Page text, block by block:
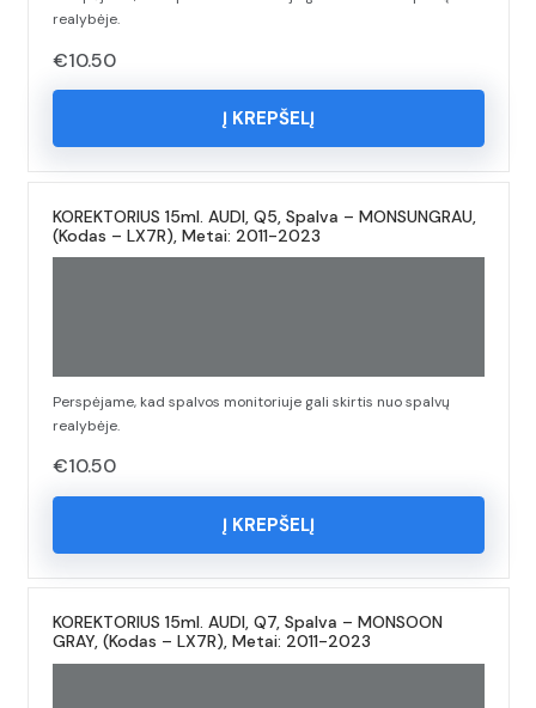
realybėje.
€10.50
Į KREPŠELĮ
KOREKTORIUS 15ml. AUDI, Q5, Spalva – MONSUNGRAU,
(Kodas – LX7R), Metai: 2011-2023
Perspėjame, kad spalvos monitoriuje gali skirtis nuo spalvų
realybėje.
€10.50
Į KREPŠELĮ
KOREKTORIUS 15ml. AUDI, Q7, Spalva – MONSOON
GRAY, (Kodas – LX7R), Metai: 2011-2023